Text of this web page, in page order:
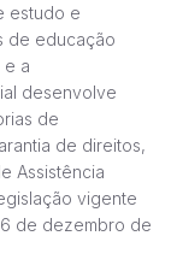
estudo e
de educação
e a
desenvolve
de
de direitos,
Assistência
vigente
de dezembro de